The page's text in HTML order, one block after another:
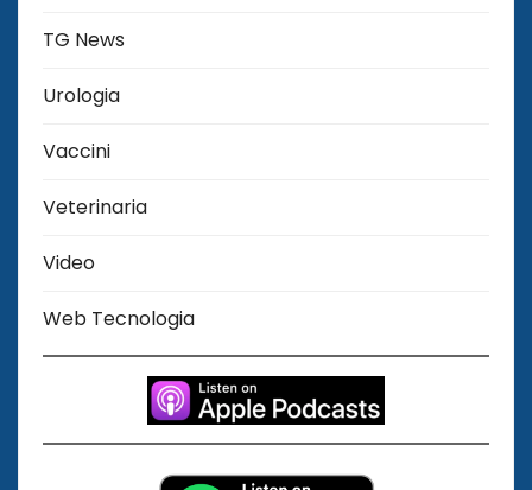
TG News
Urologia
Vaccini
Veterinaria
Video
Web Tecnologia